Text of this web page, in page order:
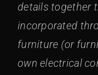
details together
incorporated
furniture (or
own electrical